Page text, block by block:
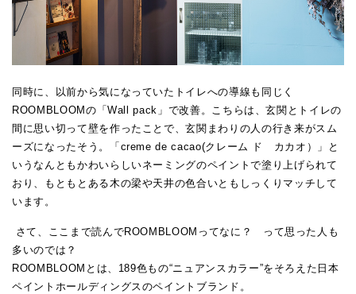
同時に、以前から気になっていたトイレへの導線も同じく
ROOMBLOOMの「Wall pack」で改善。こちらは、玄関とトイレの
間に思い切って壁を作ったことで、玄関まわりの人の行き来がスム
ーズになったそう。「creme de cacao(クレーム ド カカオ）」と
いうなんともかわいらしいネーミングのペイントで塗り上げられて
おり、もともとある木の梁や天井の色合いともしっくりマッチして
います。
さて、ここまで読んでROOMBLOOMってなに？ って思った人も
多いのでは？
ROOMBLOOMとは、189色もの“ニュアンスカラー”をそろえた日本
ペイントホールディングスのペイントブランド。